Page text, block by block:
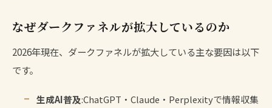
なぜダークファネルが拡大しているのか
2026年現在、ダークファネルが拡大している主な要因は以下
です。
生成AI普及:ChatGPT・Claude・Perplexityで情報収集